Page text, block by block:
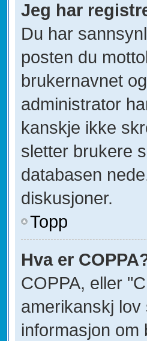
Jeg har
Du har
posten du
brukernavnet
administrator
kanskje ikke
sletter brukere
databasen
diskusjoner.
Topp
Hva er
COPPA, eller
amerikanskj
informasjon om